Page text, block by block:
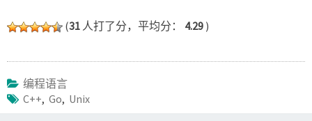
(31 人打了分，平均分： 4.29 )
编程语言
C++, Go, Unix